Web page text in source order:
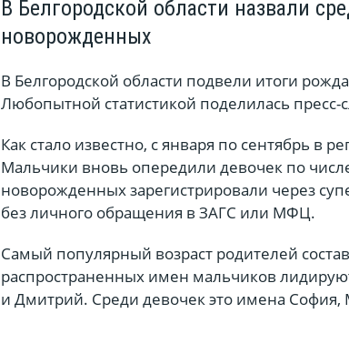
В Белгородской области назвали
новорожденных
В Белгородской области подвели итоги
Любопытной статистикой поделилась пресс-
Как стало известно, с января по сентябрь в
Мальчики вновь опередили девочек по
новорожденных зарегистрировали через
без личного обращения в ЗАГС или МФЦ.
Самый популярный возраст родителей
распространенных имен мальчиков
и Дмитрий. Среди девочек это имена София,